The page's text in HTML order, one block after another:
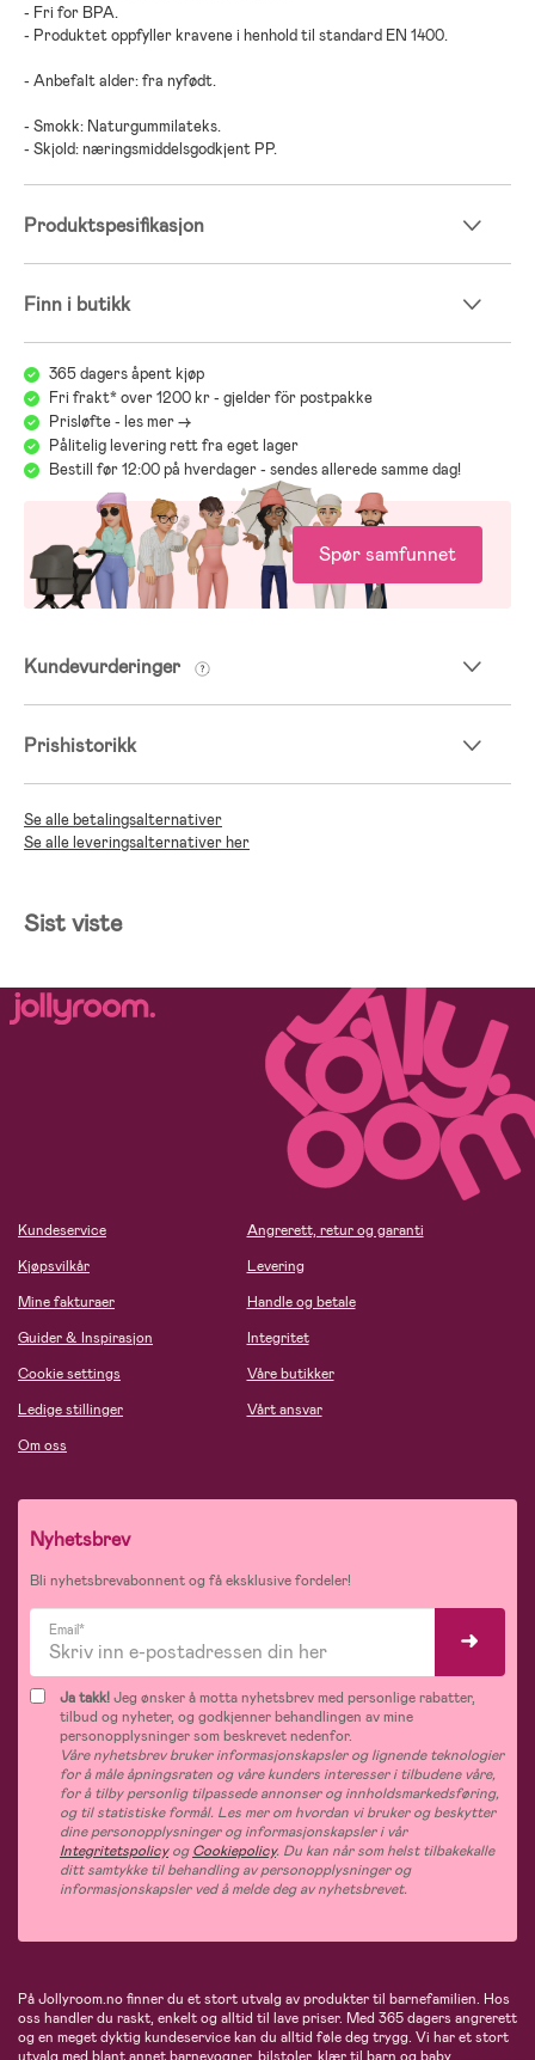
- Fri for BPA.
- Produktet oppfyller kravene i henhold til standard EN 1400.
- Anbefalt alder: fra nyfødt.
- Smokk: Naturgummilateks.
- Skjold: næringsmiddelsgodkjent PP.
Produktspesifikasjon
Finn i butikk
365 dagers åpent kjøp
Fri frakt* over 1200 kr - gjelder för postpakke
Prisløfte - les mer ->
Pålitelig levering rett fra eget lager
Bestill før 12:00 på hverdager - sendes allerede samme dag!
Spør samfunnet
Kundevurderinger
Prishistorikk
Se alle betalingsalternativer
Se alle leveringsalternativer her
Sist viste
Kundeservice
Kjøpsvilkår
Mine fakturaer
Guider & Inspirasjon
Cookie settings
Ledige stillinger
Om oss
Angrerett, retur og garanti
Levering
Handle og betale
Integritet
Våre butikker
Vårt ansvar
Nyhetsbrev
Bli nyhetsbrevabonnent og få eksklusive fordeler!
Email*
Ja takk!Jeg ønsker å motta nyhetsbrev med personlige rabatter,
tilbud og nyheter, og godkjenner behandlingen av mine
personopplysninger som beskrevet nedenfor.
Våre nyhetsbrev bruker informasjonskapsler og lignende teknologier
for å måle åpningsraten og våre kunders interesser i tilbudene våre,
for å tilby personlig tilpassede annonser og innholdsmarkedsføring,
og til statistiske formål. Les mer om hvordan vi bruker og beskytter
dine personopplysninger og informasjonskapsler i vår
IntegritetspolicyogCookiepolicy. Du kan når som helst tilbakekalle
ditt samtykke til behandling av personopplysninger og
informasjonskapsler ved å melde deg av nyhetsbrevet.
På Jollyroom.no finner du et stort utvalg av produkter til barnefamilien. Hos
oss handler du raskt, enkelt og alltid til lave priser. Med 365 dagers angrerett
og en meget dyktig kundeservice kan du alltid føle deg trygg. Vi har et stort